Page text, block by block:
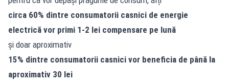
circa 60% dintre consumatorii casnici de energie
electrică vor primi 1-2 lei compensare pe lună
și doar aproximativ
15% dintre consumatorii casnici vor beneficia de până la
aproximativ 30 lei